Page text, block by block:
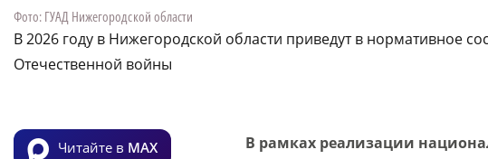
Фото: ГУАД Нижегородской области
В 2026 году в Нижегородской области приведут в нормативное
Отечественной войны
Читайте в MAX
В рамках реализации